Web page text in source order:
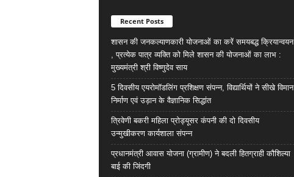
Recent Posts
शासन की जनकल्याणकारी योजनाओं का करें समयबद्ध क्रियान्वयन
, प्रत्येक पात्र व्यक्ति को मिले शासन की योजनाओं का लाभ :
मुख्यमंत्री श्री विष्णुदेव साय
5 दिवसीय एयरोमॉडलिंग प्रशिक्षण संपन्न, विद्यार्थियों ने सीखे विमान
निर्माण एवं उड़ान के वैज्ञानिक सिद्धांत
त्रिवेणी बकरी महिला प्रोड्यूसर कंपनी की दो दिवसीय
उन्मुखीकरण कार्यशाला संपन्न
प्रधानमंत्री आवास योजना (ग्रामीण) ने बदली हितग्राही कौशिल्या
बाई की जिंदगी